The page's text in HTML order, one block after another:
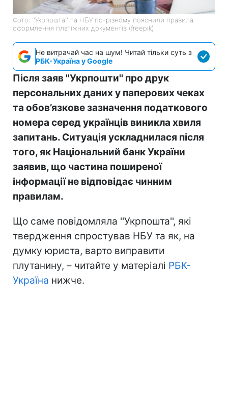
Фото: ''Укрпошта'' та НБУ по-різному пояснили правила
оформлення платіжних документів (freepik)
Не витрачай час на шум! Читай тільки суть з
РБК-Україна у Google
Після заяв ''Укрпошти'' про друк
персональних даних у паперових чеках
та обов’язкове зазначення податкового
номера серед українців виникла хвиля
запитань. Ситуація ускладнилася після
того, як Національний банк України
заявив, що частина поширеної
інформації не відповідає чинним
правилам.
Що саме повідомляла ''Укрпошта'', які
твердження спростував НБУ та як, на
думку юриста, варто виправити
плутанину, – читайте у матеріалі РБК-
Україна нижче.